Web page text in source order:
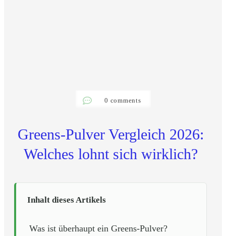
0 comments
Greens-Pulver Vergleich 2026:
Welches lohnt sich wirklich?
Inhalt dieses Artikels
Was ist überhaupt ein Greens-Pulver?